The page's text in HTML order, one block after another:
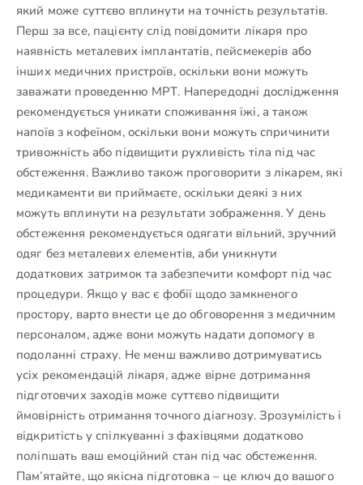
який може суттєво вплинути на точність результатів.
Перш за все, пацієнту слід повідомити лікаря про
наявність металевих імплантатів, пейсмекерів або
інших медичних пристроїв, оскільки вони можуть
заважати проведенню МРТ. Напередодні дослідження
рекомендується уникати споживання їжі, а також
напоїв з кофеїном, оскільки вони можуть спричинити
тривожність або підвищити рухливість тіла під час
обстеження. Важливо також проговорити з лікарем, які
медикаменти ви приймаєте, оскільки деякі з них
можуть вплинути на результати зображення. У день
обстеження рекомендується одягати вільний, зручний
одяг без металевих елементів, аби уникнути
додаткових затримок та забезпечити комфорт під час
процедури. Якщо у вас є фобії щодо замкненого
простору, варто внести це до обговорення з медичним
персоналом, адже вони можуть надати допомогу в
подоланні страху. Не менш важливо дотримуватись
усіх рекомендацій лікаря, адже вірне дотримання
підготовчих заходів може суттєво підвищити
ймовірність отримання точного діагнозу. Зрозумілість і
відкритість у спілкуванні з фахівцями додатково
поліпшать ваш емоційний стан під час обстеження.
Пам’ятайте, що якісна підготовка – це ключ до вашого